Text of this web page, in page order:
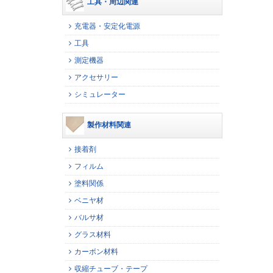
工具・周辺関連
充電器・安定化電源
工具
測定機器
アクセサリー
シミュレーター
製作材料関連
接着剤
フィルム
塗料関係
ベニヤ材
バルサ材
グラス材料
カーボン材料
収縮チューブ・テープ